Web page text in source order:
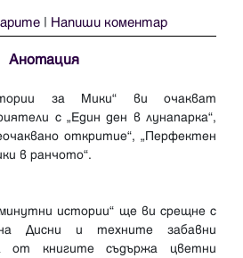
| Напиши коментар
Анотация
за Мики“ ви очакват
с „Един ден в лунапарка“,
откритие“, „Перфектен
в ранчото“.
истории“ ще ви срещне с
Дисни и техните забавни
от книгите съдържа цветни